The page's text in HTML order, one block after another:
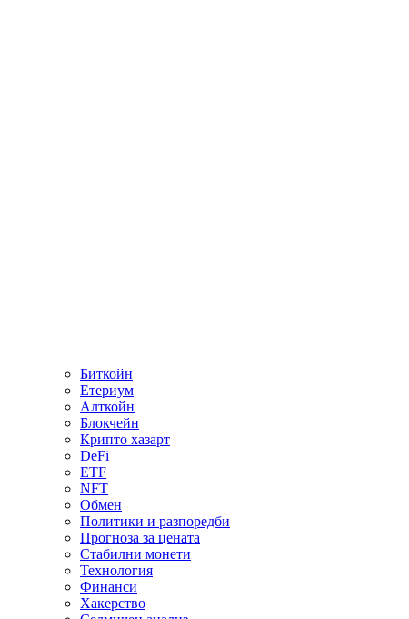
Биткойн
Етериум
Алткойн
Блокчейн
Крипто хазарт
DeFi
ETF
NFT
Обмен
Политики и разпоредби
Прогноза за цената
Стабилни монети
Технология
Финанси
Хакерство